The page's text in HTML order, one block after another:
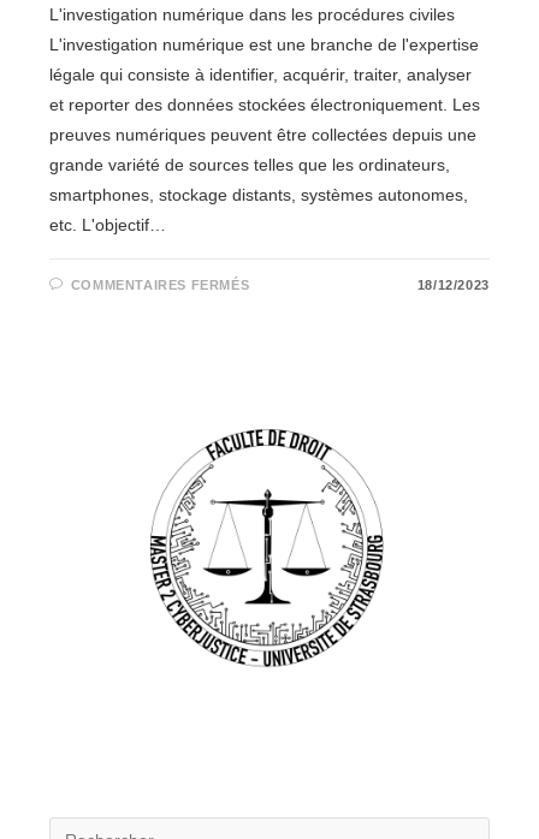
L'investigation numérique dans les procédures civiles
L'investigation numérique est une branche de l'expertise
légale qui consiste à identifier, acquérir, traiter, analyser
et reporter des données stockées électroniquement. Les
preuves numériques peuvent être collectées depuis une
grande variété de sources telles que les ordinateurs,
smartphones, stockage distants, systèmes autonomes,
etc. L'objectif…
COMMENTAIRES FERMÉSSUR
À
UN
DE
PROPRIÉTÉ
INTELLECTUELLE
18/12/2023